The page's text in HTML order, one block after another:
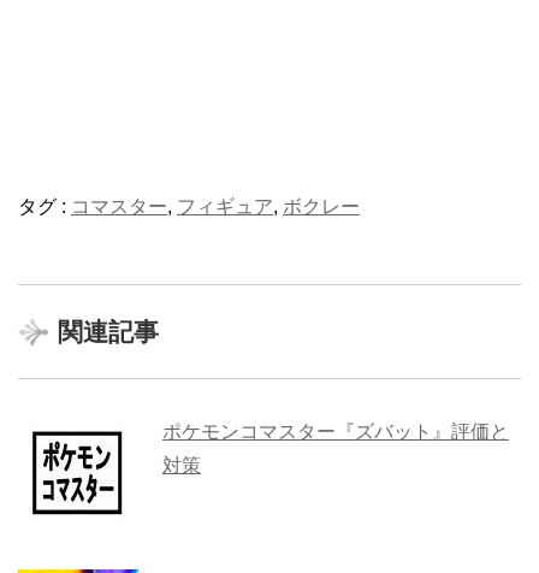
タグ : コマスター, フィギュア, ボクレー
関連記事
ポケモンコマスター『ズバット』評価と
対策